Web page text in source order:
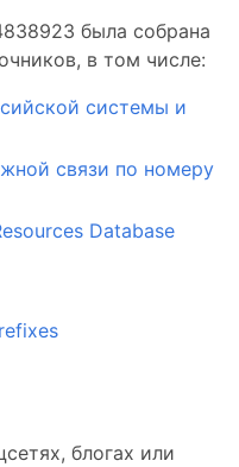
была собрана
в том числе:
системы и
связи по номеру
Database
блогах или